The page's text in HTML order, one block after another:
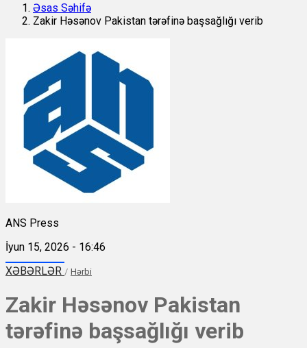
Əsas Səhifə
Zakir Həsənov Pakistan tərəfinə başsağlığı verib
ANS Press
İyun 15, 2026 - 16:46
XƏBƏRLƏR / Hərbi
Zakir Həsənov Pakistan
tərəfinə başsağlığı verib